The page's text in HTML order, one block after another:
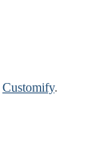
Customify.